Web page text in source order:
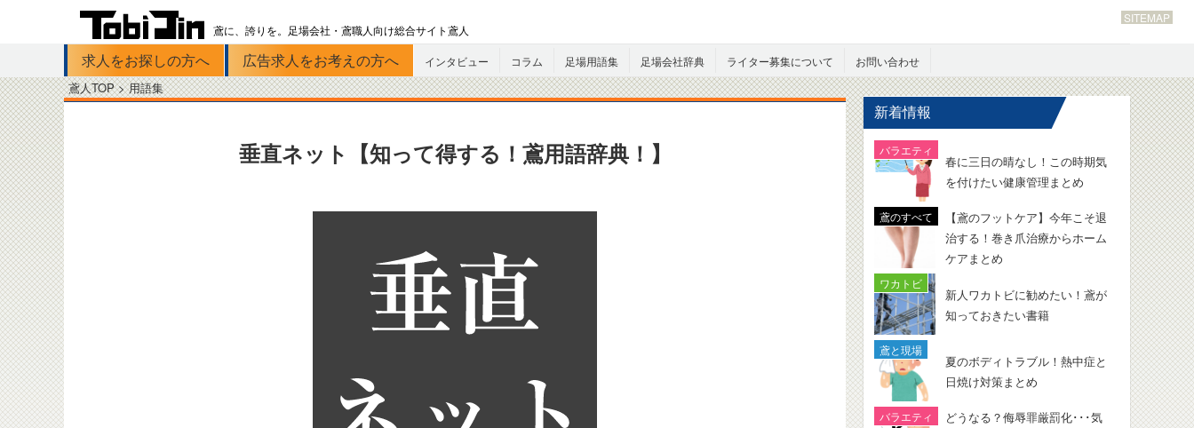
SITEMAP
鳶に、誇りを。足場会社・鳶職人向け総合サイト鳶人
Skip to primary content
求人をお探しの方へ 広告求人をお考えの方へ インタビュー コラム 足場用語集 足場会社辞典 ライター募集について お問い合わせ
鳶人TOP >用語集
垂直ネット【知って得する！鳶用語辞典！】
新着情報
春に三日の晴なし！この時期気
を付けたい健康管理まとめ
【鳶のフットケア】今年こそ退
治する！巻き爪治療からホーム
ケアまとめ
新人ワカトビに勧めたい！鳶が
知っておきたい書籍
夏のボディトラブル！熱中症と
日焼け対策まとめ
どうなる？侮辱罪厳罰化･･･気